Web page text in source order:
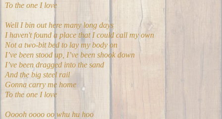
To the one I love
Well I bin out here many long days
I haven't found a place that I could call my own
Not a two-bit bed to lay my body on
I’ve been stood up, I’ve been shook down
I’ve been dragged into the sand
And the big steel rail
Gonna carry me home
To the one I love
Ooooh oooo oo whu hu hoo